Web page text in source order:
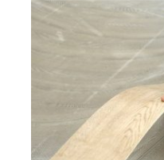
sàn gỗ công nghiệp, […]